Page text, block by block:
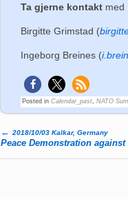
Ta gjerne kontakt med
Birgitte Grimstad (
Ingeborg Breines (
Posted in Calendar_past ,NATO
Post navigation
← 2018/10/03 Kalkar, Germany
Peace Demonstration